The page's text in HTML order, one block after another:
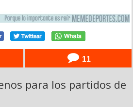
11
para los partidos de